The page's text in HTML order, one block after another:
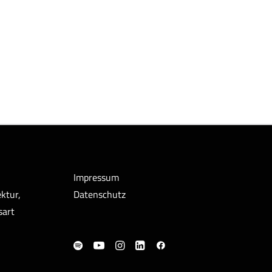
Impressum
Datenschutz